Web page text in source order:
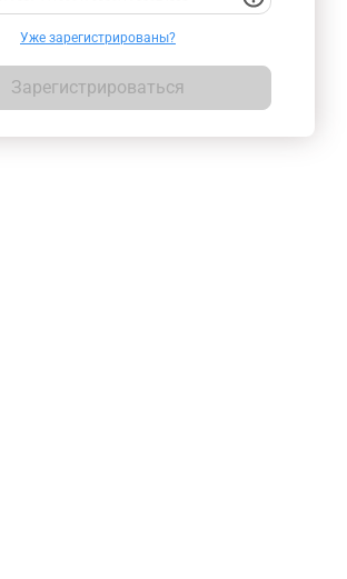
Уже зарегистрированы?
Зарегистрироваться